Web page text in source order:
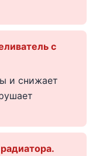
с
и снижает